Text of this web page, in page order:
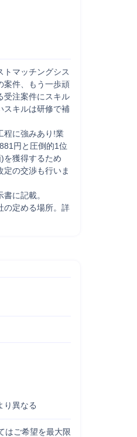
トマッチングシス
案件、もう一歩頑
受注案件にスキル
スキルは研修で補
程に強みあり!業
円と圧倒的1位
を獲得するため
の交渉も行いま
に記載。
の定める場所。詳
り異なる
はご希望を最大限